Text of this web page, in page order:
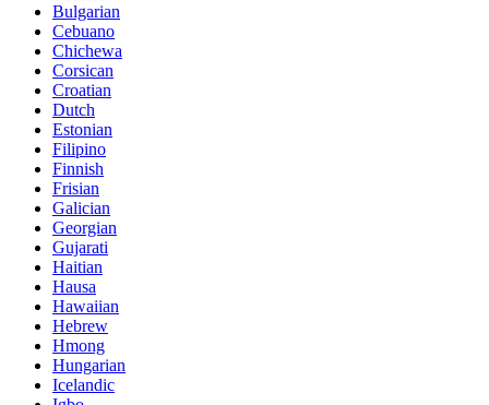
Bulgarian
Cebuano
Chichewa
Corsican
Croatian
Dutch
Estonian
Filipino
Finnish
Frisian
Galician
Georgian
Gujarati
Haitian
Hausa
Hawaiian
Hebrew
Hmong
Hungarian
Icelandic